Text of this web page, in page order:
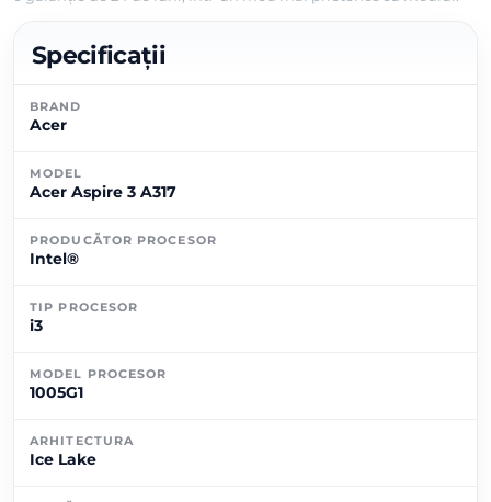
Specificații
BRAND
Acer
MODEL
Acer Aspire 3 A317
PRODUCĂTOR PROCESOR
Intel®
TIP PROCESOR
i3
MODEL PROCESOR
1005G1
ARHITECTURA
Ice Lake